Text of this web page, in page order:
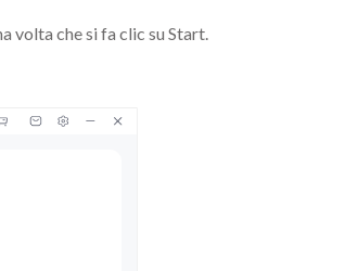
volta che si fa clic su Start.